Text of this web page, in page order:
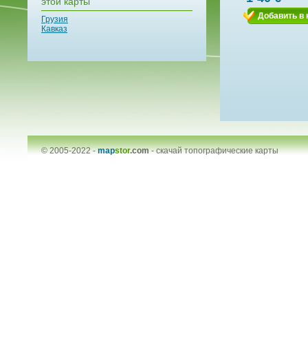
Грузия
Кавказ
Добавить в
© 2005-2022 -mapstor.com-скачай топографические карты